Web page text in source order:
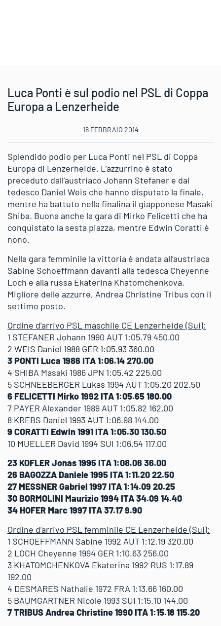
Luca Ponti è sul podio nel PSL di Coppa
Europa a Lenzerheide
16 FEBBRAIO 2014
Splendido podio per Luca Ponti nel PSL di Coppa
Europa di Lenzerheide. L’azzurrino è stato
preceduto dall’austriaco Johann Stefaner e dal
tedesco Daniel Weis che hanno disputato la finale,
mentre ha battuto nella finalina il giapponese Masaki
Shiba. Buona anche la gara di Mirko Felicetti che ha
conquistato la sesta piazza, mentre Edwin Coratti è
nono.
Nella gara femminile la vittoria è andata all’austriaca
Sabine Schoeffmann davanti alla tedesca Cheyenne
Loch e alla russa Ekaterina Khatomchenkova.
Migliore delle azzurre, Andrea Christine Tribus con il
settimo posto.
Ordine d’arrivo PSL maschile CE Lenzerheide (Sui):
1 STEFANER Johann 1990 AUT 1:05.79 450.00
2 WEIS Daniel 1988 GER 1:05.93 360.00
3 PONTI Luca 1986 ITA 1:06.14 270.00
4 SHIBA Masaki 1986 JPN 1:05.42 225.00
5 SCHNEEBERGER Lukas 1994 AUT 1:05.20 202.50
6 FELICETTI Mirko 1992 ITA 1:05.65 180.00
7 PAYER Alexander 1989 AUT 1:05.82 162.00
8 KREBS Daniel 1993 AUT 1:06.98 144.00
9 CORATTI Edwin 1991 ITA 1:05.30 130.50
10 MUELLER David 1994 SUI 1:06.54 117.00
23 KOFLER Jonas 1995 ITA 1:08.06 36.00
26 BAGOZZA Daniele 1995 ITA 1:11.20 22.50
27 MESSNER Gabriel 1997 ITA 1:14.09 20.25
30 BORMOLINI Maurizio 1994 ITA 34.09 14.40
34 HOFER Marc 1997 ITA 37.17 9.90
Ordine d’arrivo PSL femminile CE Lenzerheide (Sui):
1 SCHOEFFMANN Sabine 1992 AUT 1:12.19 320.00
2 LOCH Cheyenne 1994 GER 1:10.63 256.00
3 KHATOMCHENKOVA Ekaterina 1992 RUS 1:17.89
192.00
4 DESMARES Nathalie 1972 FRA 1:13.66 160.00
5 BAUMGARTNER Nicole 1993 SUI 1:15.10 144.00
7 TRIBUS Andrea Christine 1990 ITA 1:15.18 115.20